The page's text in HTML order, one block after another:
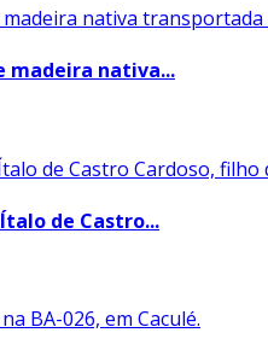
madeira nativa...
de Castro...